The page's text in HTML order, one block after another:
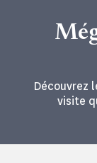
Découvrez
visite